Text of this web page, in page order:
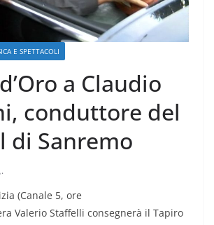
E SPETTACOLI
a Claudio
conduttore del
di Sanremo
.
(Canale 5, ore
Valerio Staffelli consegnerà il Tapiro